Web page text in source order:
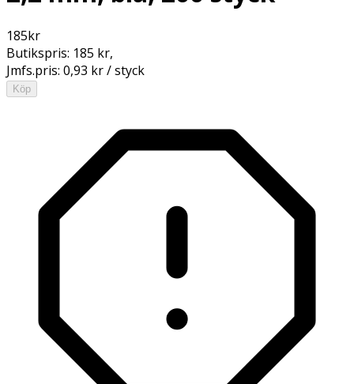
185kr
Butikspris: 185 kr,
Jmfs.pris: 0,93 kr / styck
Köp